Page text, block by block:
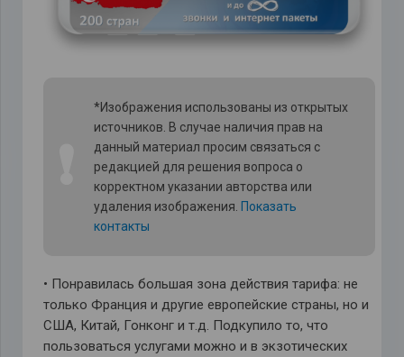
*Изображения использованы из открытых
источников. В случае наличия прав на
данный материал просим связаться с
редакцией для решения вопроса о
корректном указании авторства или
удаления изображения. Показать
контакты
• Понравилась большая зона действия тарифа: не
только Франция и другие европейские страны, но и
США, Китай, Гонконг и т.д. Подкупило то, что
пользоваться услугами можно и в экзотических